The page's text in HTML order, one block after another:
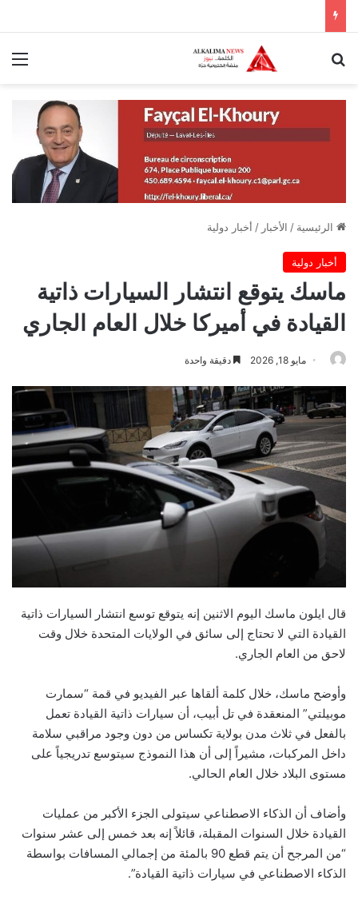
الرئيسية / الأخبار / أخبار دولية
أخبار دولية
ماسك يتوقع انتشار السيارات ذاتية
القيادة في أميركا خلال العام الجاري
مايو 18, 2026 دقيقة واحدة
قال ايلون ماسك اليوم الاثنين إنه يتوقع توسع انتشار السيارات ذاتية
القيادة التي لا تحتاج إلى سائق في الولايات المتحدة خلال وقت
لاحق من العام الجاري.
وأوضح ماسك، خلال كلمة ألقاها عبر الفيديو في قمة “سمارت
موبيلتي” المنعقدة في تل أبيب، أن سيارات ذاتية القيادة تعمل
بالفعل في ثلاث مدن بولاية تكساس من دون وجود مراقبي سلامة
داخل المركبات، مشيراً إلى أن هذا النموذج سيتوسع تدريجياً على
مستوى البلاد خلال العام الحالي.
وأضاف أن الذكاء الاصطناعي سيتولى الجزء الأكبر من عمليات
القيادة خلال السنوات المقبلة، قائلاً إنه بعد خمس إلى عشر سنوات
“من المرجح أن يتم قطع 90 بالمئة من إجمالي المسافات بواسطة
الذكاء الاصطناعي في سيارات ذاتية القيادة”.